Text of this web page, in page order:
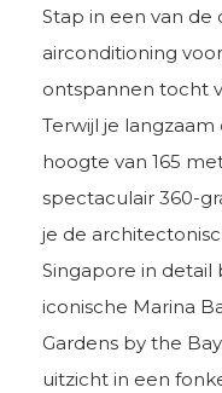
Stap in een van
airconditioning
ontspannen tocht
Terwijl je
hoogte van 165
spectaculair 360-
je de
Singapore in detail
iconische Marina
Gardens by the
uitzicht in een